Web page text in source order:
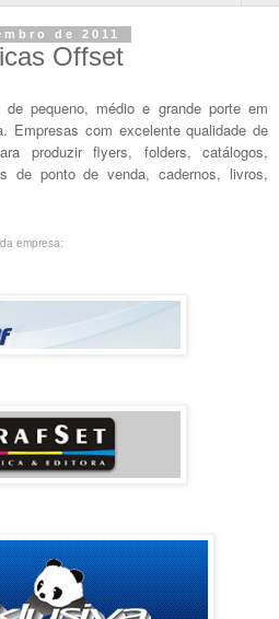
de 2011
Offset
pequeno, médio e grande porte em
Empresas com excelente qualidade de
produzir flyers, folders, catálogos,
de ponto de venda, cadernos, livros,
empresa: